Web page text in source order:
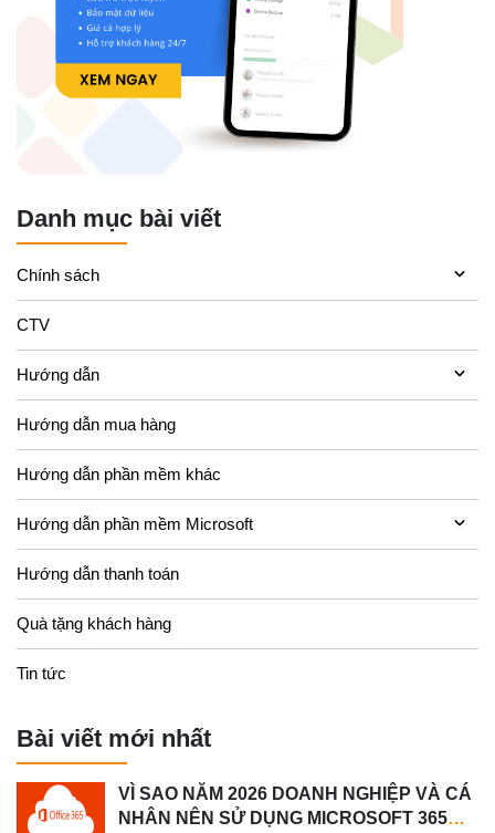
Danh mục bài viết
Chính sách
CTV
Hướng dẫn
Hướng dẫn mua hàng
Hướng dẫn phần mềm khác
Hướng dẫn phần mềm Microsoft
Hướng dẫn thanh toán
Quà tặng khách hàng
Tin tức
Bài viết mới nhất
VÌ SAO NĂM 2026 DOANH NGHIỆP VÀ CÁ
NHÂN NÊN SỬ DỤNG MICROSOFT 365